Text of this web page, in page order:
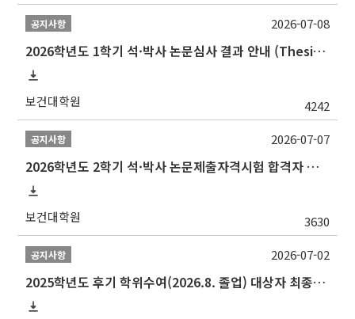
공지사항
2026학년도 1학기 석·박사 논문심사 결과 안내 (Thesis Defense Result)
보건대학원 4242
2026-07-08
공지사항
2026학년도 2학기 석·박사 논문제출자격시험 합격자 공고(TSQ Exam Result)
보건대학원 3630
2026-07-07
공지사항
2025학년도 후기 학위수여(2026.8. 졸업) 대상자 최종인준 논문 제출 안내
2026-07-02